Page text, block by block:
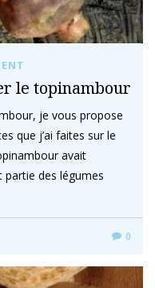
le topinambour
je vous propose
que j’ai faites sur le
avait
partie des légumes
0